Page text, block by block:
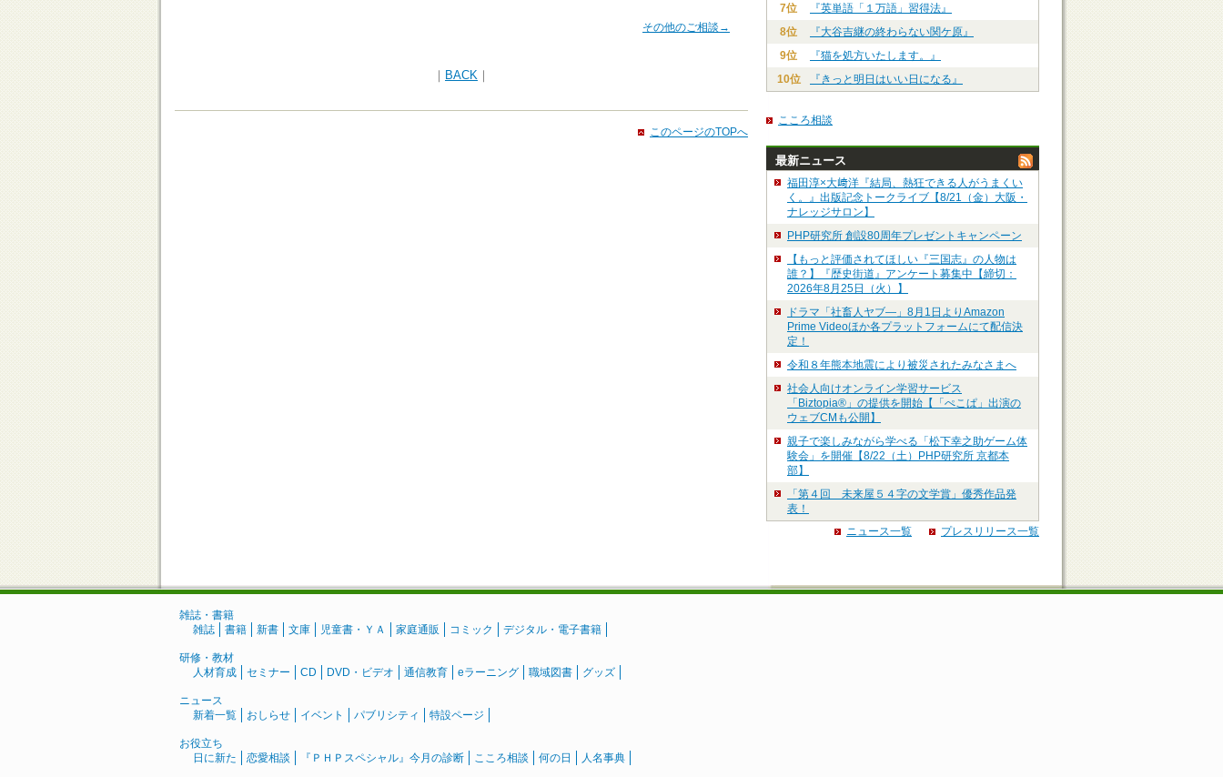
その他のご相談→
｜ BACK ｜
このページのTOPへ
7位
『英単語「１万語」習得法』
8位
『大谷吉継の終わらない関ケ原』
9位
『猫を処方いたします。』
10位
『きっと明日はいい日になる』
こころ相談
最新ニュース
福田淳×大﨑洋『結局、熱狂できる人がうまくい
く。』出版記念トークライブ【8/21（金）大阪・
ナレッジサロン】
PHP研究所 創設80周年プレゼントキャンペーン
【もっと評価されてほしい『三国志』の人物は
誰？】『歴史街道』アンケート募集中【締切：
2026年8月25日（火）】
ドラマ「社畜人ヤブ―」8月1日よりAmazon
Prime Videoほか各プラットフォームにて配信決
定！
令和８年熊本地震により被災されたみなさまへ
社会人向けオンライン学習サービス
「Biztopia®」の提供を開始【「ぺこぱ」出演の
ウェブCMも公開】
親子で楽しみながら学べる「松下幸之助ゲーム体
験会」を開催【8/22（土）PHP研究所 京都本
部】
「第４回 未来屋５４字の文学賞」優秀作品発
表！
ニュース一覧
プレスリリース一覧
雑誌・書籍
雑誌
書籍 新書 文庫 児童書・ＹＡ 家庭通販 コミック デジタル・電子書籍
研修・教材
人材育成
セミナー CD DVD・ビデオ 通信教育 eラーニング 職域図書 グッズ
ニュース
新着一覧
おしらせ イベント パブリシティ 特設ページ
お役立ち
日に新た
恋愛相談 『ＰＨＰスペシャル』今月の診断 こころ相談 何の日 人名事典